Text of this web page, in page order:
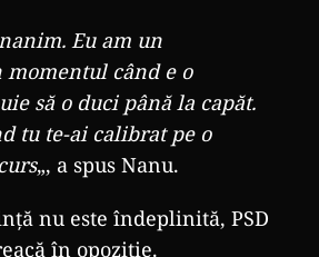
Eu am un
când e o
să o duci până la capăt.
tu te-ai calibrat pe o
„, a spus Nanu.
nu este îndeplinită, PSD
în opoziție.